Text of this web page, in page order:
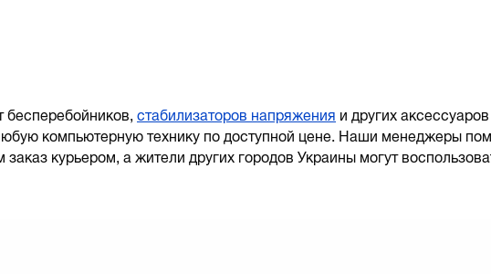
бесперебойников, стабилизаторов напряжения и других
компьютерную технику по доступной цене. Наши менеджеры
курьером, а жители других городов Украины могут